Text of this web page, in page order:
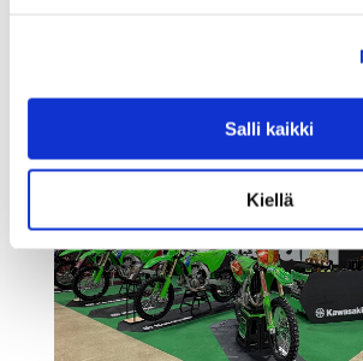
Salli kaikki
Kiellä